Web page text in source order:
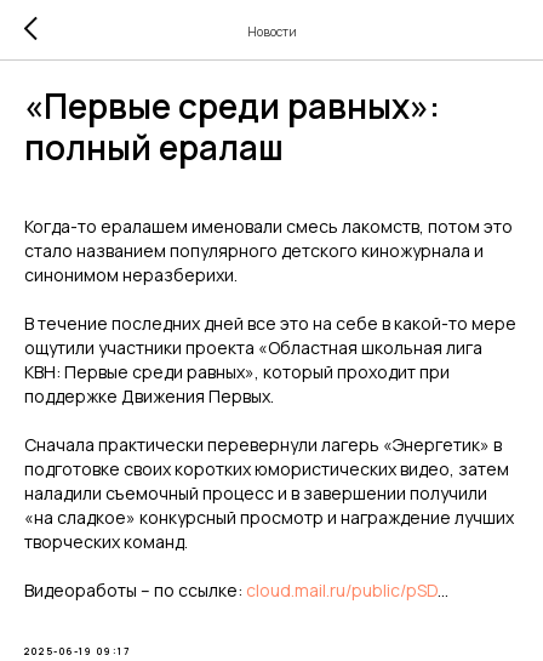
Новости
«Первые среди равных»:
полный ералаш
Когда-то ералашем именовали смесь лакомств, потом это
стало названием популярного детского киножурнала и
синонимом неразберихи.
В течение последних дней все это на себе в какой-то мере
ощутили участники проекта «Областная школьная лига
КВН: Первые среди равных», который проходит при
поддержке Движения Первых.
Сначала практически перевернули лагерь «Энергетик» в
подготовке своих коротких юмористических видео, затем
наладили съемочный процесс и в завершении получили
«на сладкое» конкурсный просмотр и награждение лучших
творческих команд.
Видеоработы – по ссылке: cloud.mail.ru/public/pSD...
2025-06-19 09:17